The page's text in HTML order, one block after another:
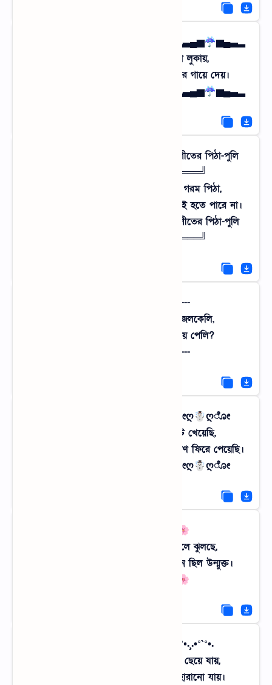
▂▃▄▅☔▅▄▃▂ গোধূলি বেলার মায়া ▂▃▄▅☔▅▄▃▂
সূর্য যখন বাঁশঝাড়ের আড়ালে মুখ লুকায়,
তখনই প্রকৃতি যেন এক অলৌকিক চাদর গায়ে দেয়।
▂▃▄▅☔▅▄▃▂ গোধূলি বেলার মায়া ▂▃▄▅☔▅▄▃▂
╔════ ೋღ 🌿 ღೋ ════╗ শীতের পিঠা-পুলি
╚════ ೋღ 🌿 ღೋ ════╝
কুয়াশা ঘেরা ভোরে চুলার পাশে বসে গরম পিঠা,
এর চেয়ে বড় বিলাসিতা বোধহয় আর কিছুই হতে পারে না।
╔════ ೋღ 🌿 ღೋ ════╗ শীতের পিঠা-পুলি
╚════ ೋღ 🌿 ღೋ ════╝
---{•°• নির্জন পুকুরঘাট •°•}---
শ্যাওলা ধরা পুরনো সিঁড়িতে বসে জলকেলি,
শহুরে সুইমিংপুলে এই শান্তি কোথায় পেলি?
---{•°• নির্জন পুকুরঘাট •°•}---
ೋღ☃ღೋ গ্রামের মেঠোপথ ೋღ☃ღೋ
এই পথে চলতে গিয়ে কখনো হোঁচট খেয়েছি,
তবুও মাটির সাথে মাখামাখি এই গন্ধেই প্রাণ ফিরে পেয়েছি।
ೋღ☃ღೋ গ্রামের মেঠোপথ ೋღ☃ღೋ
🌸🎶 হারানো শৈশব 🎶🌸
স্মৃতিগুলো আজও ওই বটগাছের ডালে ঝুলছে,
যেখানে শৈশবে দোল খেতাম আর জীবন ছিল উন্মুক্ত।
🌸🎶 হারানো শৈশব 🎶🌸
.•°`°•.¸.•°`°•. পলাশের আগুন .•°`°•.¸.•°`°•.
ফাল্গুন এলে যখন লাল পলাশে গ্রাম ছেয়ে যায়,
মন বলে চলো সেখানে যেখানে মন হারানো যায়।